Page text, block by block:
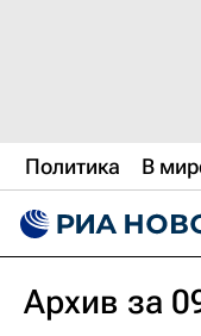
Политика В
Архив за